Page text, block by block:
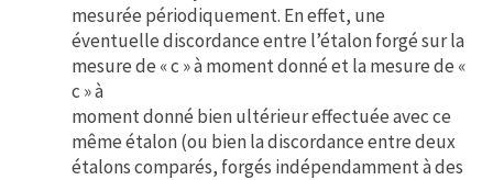
mesurée périodiquement. En effet, une
éventuelle discordance entre l’étalon forgé sur la
mesure de « c » à moment donné et la mesure de «
c » à
moment donné bien ultérieur effectuée avec ce
même étalon (ou bien la discordance entre deux
étalons comparés, forgés indépendamment à des